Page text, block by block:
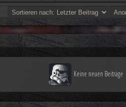
Keine neuen Beiträge